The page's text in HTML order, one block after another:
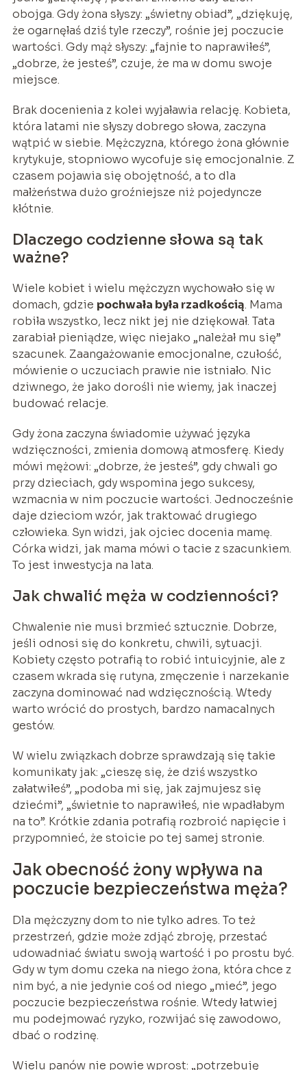
obojga. Gdy żona słyszy: „świetny obiad”, „dziękuję,
że ogarnęłaś dziś tyle rzeczy”, rośnie jej poczucie
wartości. Gdy mąż słyszy: „fajnie to naprawiłeś”,
„dobrze, że jesteś”, czuje, że ma w domu swoje
miejsce.
Brak docenienia z kolei wyjaławia relację. Kobieta,
która latami nie słyszy dobrego słowa, zaczyna
wątpić w siebie. Mężczyzna, którego żona głównie
krytykuje, stopniowo wycofuje się emocjonalnie. Z
czasem pojawia się obojętność, a to dla
małżeństwa dużo groźniejsze niż pojedyncze
kłótnie.
Dlaczego codzienne słowa są tak
ważne?
Wiele kobiet i wielu mężczyzn wychowało się w
domach, gdzie pochwała była rzadkością. Mama
robiła wszystko, lecz nikt jej nie dziękował. Tata
zarabiał pieniądze, więc niejako „należał mu się”
szacunek. Zaangażowanie emocjonalne, czułość,
mówienie o uczuciach prawie nie istniało. Nic
dziwnego, że jako dorośli nie wiemy, jak inaczej
budować relacje.
Gdy żona zaczyna świadomie używać języka
wdzięczności, zmienia domową atmosferę. Kiedy
mówi mężowi: „dobrze, że jesteś”, gdy chwali go
przy dzieciach, gdy wspomina jego sukcesy,
wzmacnia w nim poczucie wartości. Jednocześnie
daje dzieciom wzór, jak traktować drugiego
człowieka. Syn widzi, jak ojciec docenia mamę.
Córka widzi, jak mama mówi o tacie z szacunkiem.
To jest inwestycja na lata.
Jak chwalić męża w codzienności?
Chwalenie nie musi brzmieć sztucznie. Dobrze,
jeśli odnosi się do konkretu, chwili, sytuacji.
Kobiety często potrafią to robić intuicyjnie, ale z
czasem wkrada się rutyna, zmęczenie i narzekanie
zaczyna dominować nad wdzięcznością. Wtedy
warto wrócić do prostych, bardzo namacalnych
gestów.
W wielu związkach dobrze sprawdzają się takie
komunikaty jak: „cieszę się, że dziś wszystko
załatwiłeś”, „podoba mi się, jak zajmujesz się
dziećmi”, „świetnie to naprawiłeś, nie wpadłabym
na to”. Krótkie zdania potrafią rozbroić napięcie i
przypomnieć, że stoicie po tej samej stronie.
Jak obecność żony wpływa na
poczucie bezpieczeństwa męża?
Dla mężczyzny dom to nie tylko adres. To też
przestrzeń, gdzie może zdjąć zbroję, przestać
udowadniać światu swoją wartość i po prostu być.
Gdy w tym domu czeka na niego żona, która chce z
nim być, a nie jedynie coś od niego „mieć”, jego
poczucie bezpieczeństwa rośnie. Wtedy łatwiej
mu podejmować ryzyko, rozwijać się zawodowo,
dbać o rodzinę.
Wielu panów nie powie wprost: „potrzebuję